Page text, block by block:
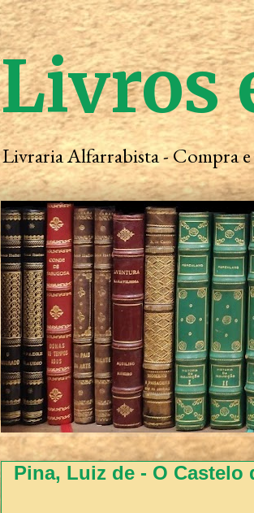
Livros
Livraria Alfarrabista - Compra
Pina, Luiz de - O Castelo